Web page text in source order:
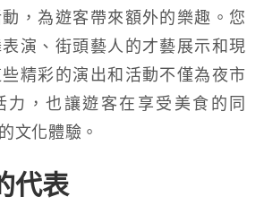
，為遊客帶來額外的樂趣。您
演、街頭藝人的才藝展示和現
精彩的演出和活動不僅為夜市
力，也讓遊客在享受美食的同
文化體驗。
代表